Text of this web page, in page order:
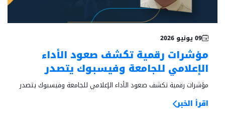
09 يونيو 2026
مؤشرات رقمية تكشف صعود الأداء
الإعلامي للجامعة وفيسبوك يتصدر
منصات الاستقطاب
مؤشرات رقمية تكشف صعود الأداء الإعلامي للجامعة وفيسبوك يتصدر
منصات الاستقطاب
اقرأ الخبر